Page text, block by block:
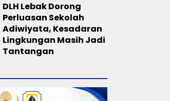
DLH Lebak Dorong
Perluasan Sekolah
Adiwiyata, Kesadaran
Lingkungan Masih Jadi
Tantangan